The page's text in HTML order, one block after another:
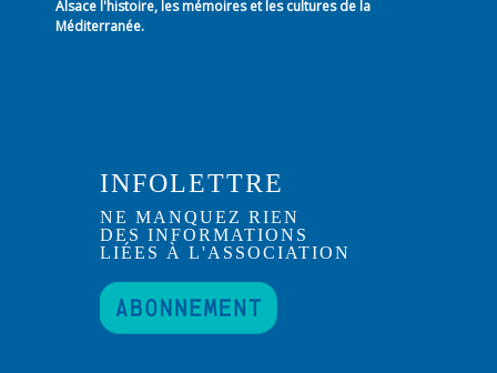
Alsace l'histoire, les mémoires et les cultures de la
Méditerranée.
INFOLETTRE
NE MANQUEZ RIEN
DES INFORMATIONS
LIÉES À L'ASSOCIATION